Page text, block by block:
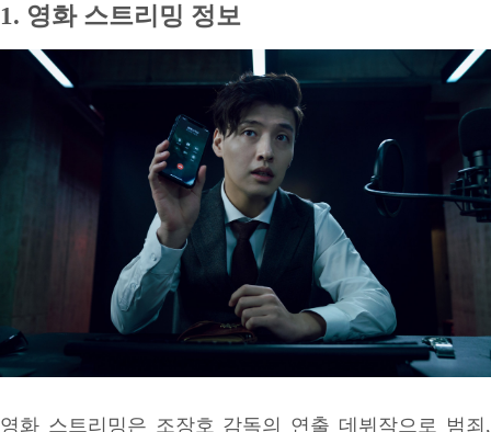
1. 영화 스트리밍 정보
영화 스트리밍은 조장호 감독의 연출 데뷔작으로 범죄,